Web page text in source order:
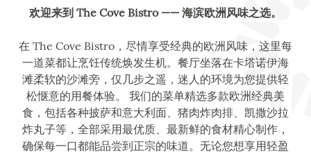
欢迎来到 The Cove Bistro —— 海滨欧洲风味之选。
在 The Cove Bistro，尽情享受经典的欧洲风味，这里每
一道菜都让烹饪传统焕发生机。餐厅坐落在卡塔诺伊海
滩柔软的沙滩旁，仅几步之遥，迷人的环境为您提供轻
松惬意的用餐体验。 我们的菜单精选多款欧洲经典美
食，包括各种披萨和意大利面、猪肉炸肉排、凯撒沙拉
炸丸子等，全部采用最优质、最新鲜的食材精心制作，
确保每一口都能品尝到正宗的味道。无论您想享用轻盈